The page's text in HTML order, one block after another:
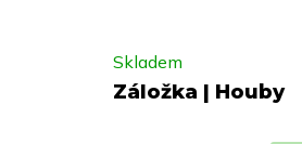
Záložka | Houby
Skladem